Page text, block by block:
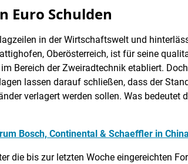
Euro Schulden
in der Wirtschaftswelt und
Oberösterreich, ist für seine
Bereich der Zweiradtechnik etabliert.
lassen darauf schließen, dass der
verlagert werden sollen. Was
Bosch, Continental & Schaeffler in
die bis zur letzten Woche eingereichten